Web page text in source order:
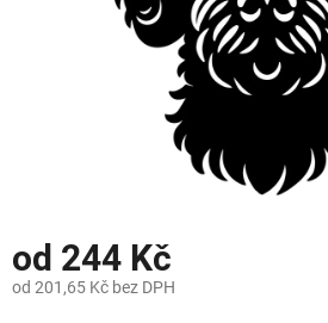
od 244 Kč
od 201,65 Kč bez DPH